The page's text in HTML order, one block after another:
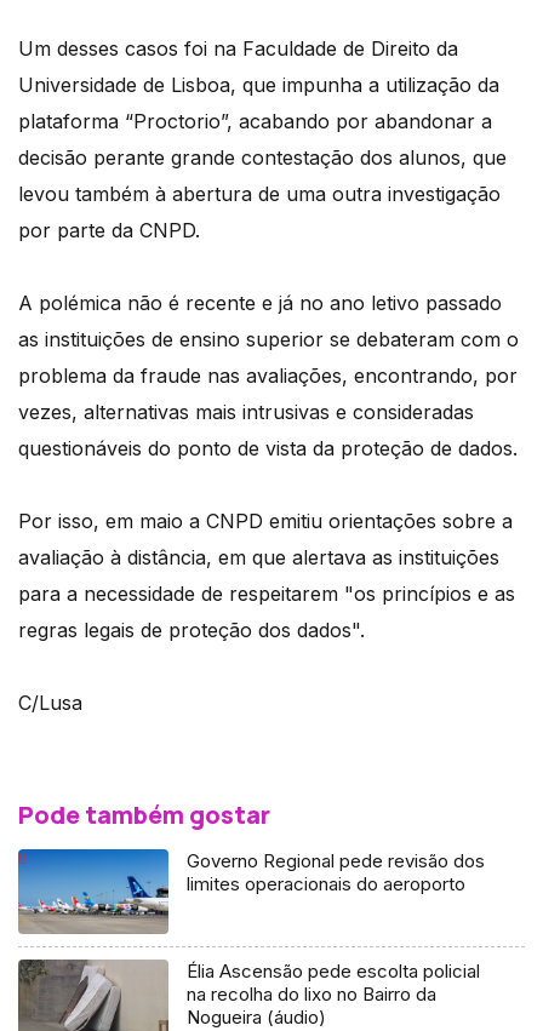
Um desses casos foi na Faculdade de Direito da
Universidade de Lisboa, que impunha a utilização da
plataforma “Proctorio”, acabando por abandonar a
decisão perante grande contestação dos alunos, que
levou também à abertura de uma outra investigação
por parte da CNPD.
A polémica não é recente e já no ano letivo passado
as instituições de ensino superior se debateram com o
problema da fraude nas avaliações, encontrando, por
vezes, alternativas mais intrusivas e consideradas
questionáveis do ponto de vista da proteção de dados.
Por isso, em maio a CNPD emitiu orientações sobre a
avaliação à distância, em que alertava as instituições
para a necessidade de respeitarem "os princípios e as
regras legais de proteção dos dados".
C/Lusa
Pode também gostar
Governo Regional pede revisão dos
limites operacionais do aeroporto
Élia Ascensão pede escolta policial
na recolha do lixo no Bairro da
Nogueira (áudio)